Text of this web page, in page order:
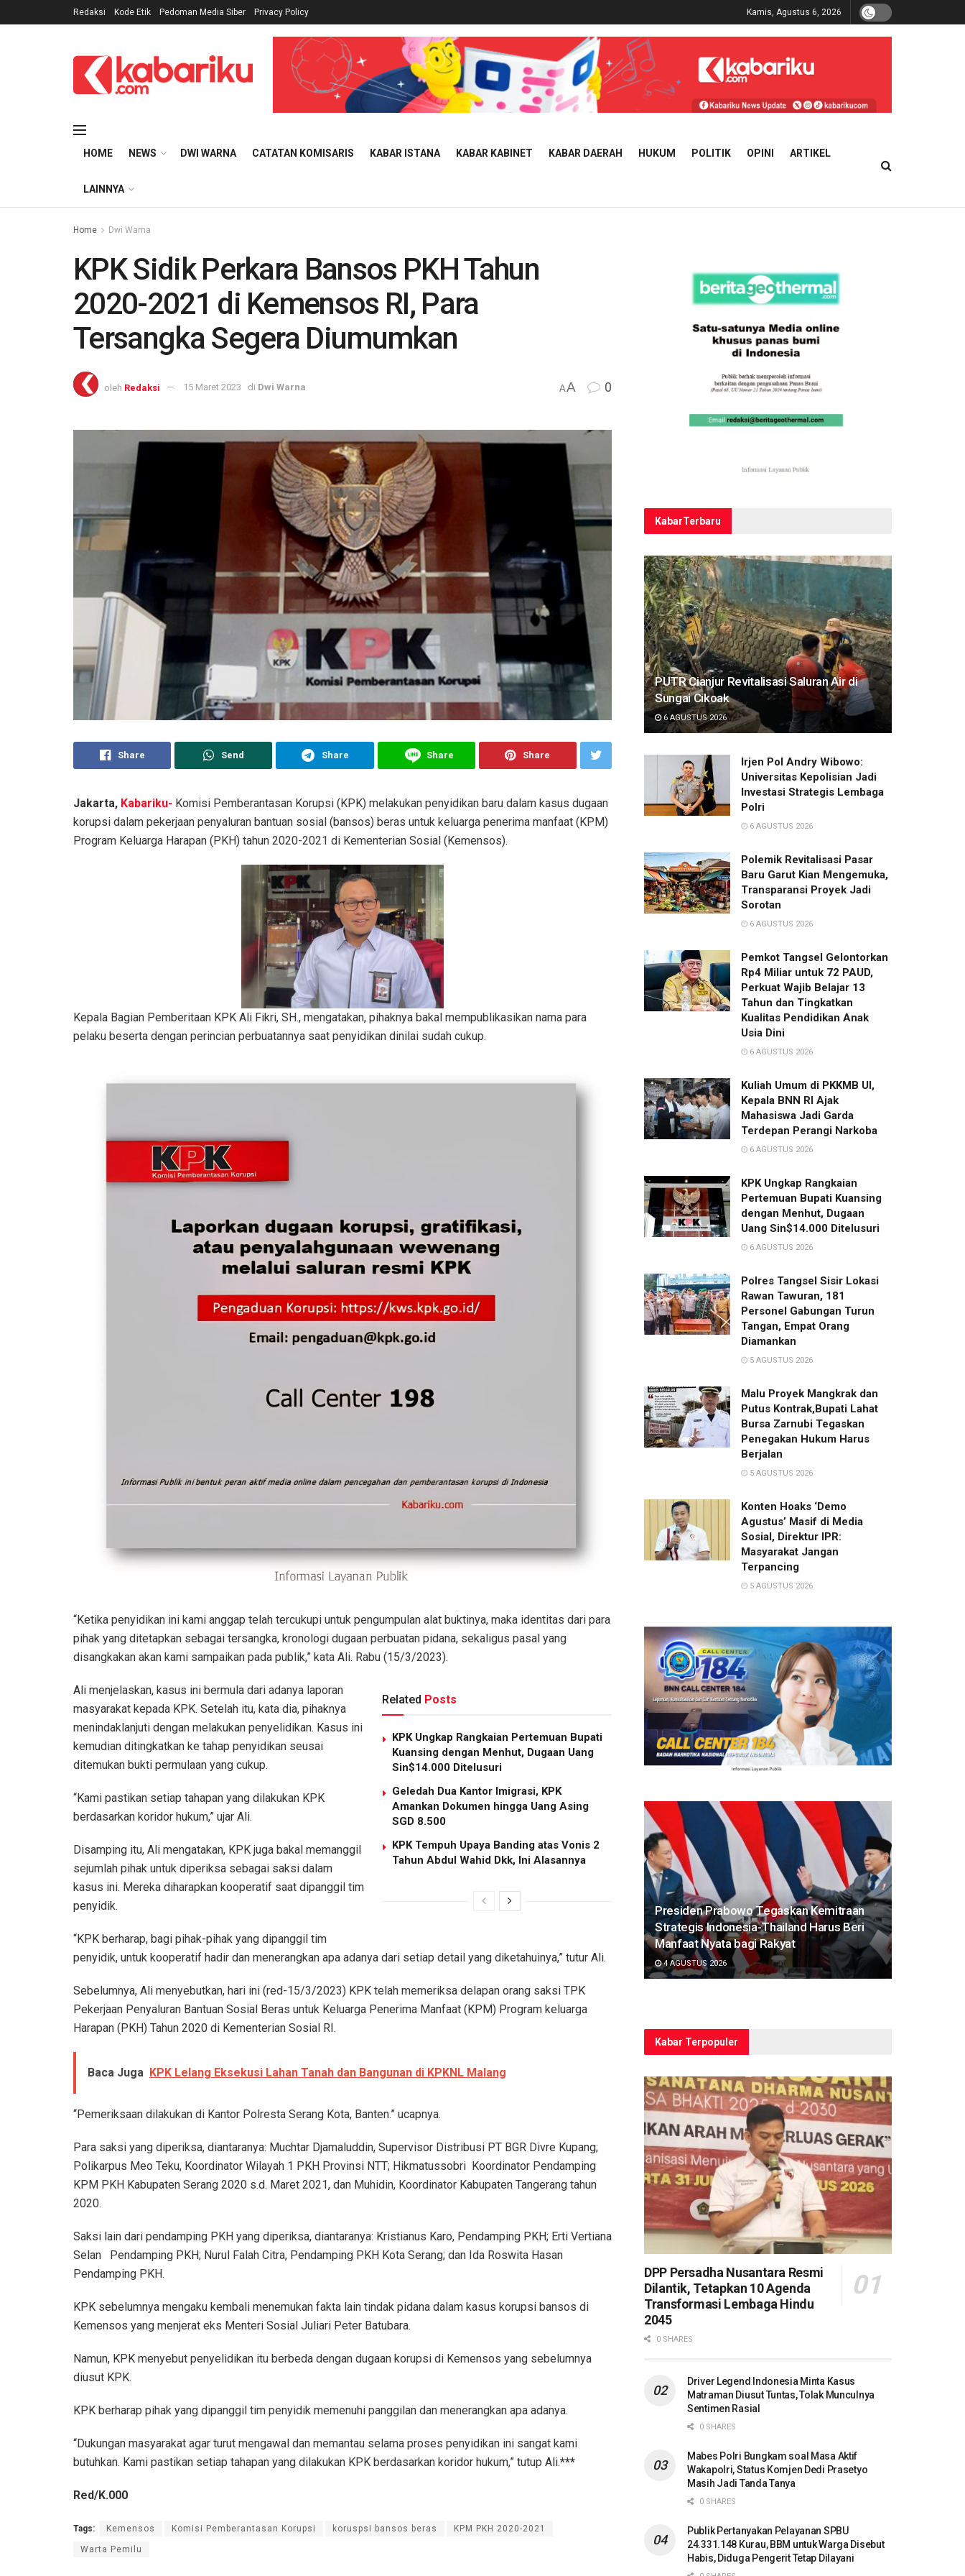
Redaksi Kode Etik Pedoman Media Siber Privacy Policy Kamis, Agustus 6, 2026
HOME NEWS DWI WARNA CATATAN KOMISARIS KABAR ISTANA KABAR KABINET KABAR DAERAH HUKUM POLITIK OPINI ARTIKEL
LAINNYA
Home Dwi Warna
KPK Sidik Perkara Bansos PKH Tahun
2020-2021 di Kemensos RI, Para
Tersangka Segera Diumumkan
oleh Redaksi 15 Maret 2023 di Dwi Warna AA 0
Share Send Share Share Share
Jakarta, Kabariku- Komisi Pemberantasan Korupsi (KPK) melakukan penyidikan baru dalam kasus dugaan
korupsi dalam pekerjaan penyaluran bantuan sosial (bansos) beras untuk keluarga penerima manfaat (KPM)
Program Keluarga Harapan (PKH) tahun 2020-2021 di Kementerian Sosial (Kemensos).
Kepala Bagian Pemberitaan KPK Ali Fikri, SH., mengatakan, pihaknya bakal mempublikasikan nama para
pelaku beserta dengan perincian perbuatannya saat penyidikan dinilai sudah cukup.
“Ketika penyidikan ini kami anggap telah tercukupi untuk pengumpulan alat buktinya, maka identitas dari para
pihak yang ditetapkan sebagai tersangka, kronologi dugaan perbuatan pidana, sekaligus pasal yang
disangkakan akan kami sampaikan pada publik,” kata Ali. Rabu (15/3/2023).
Related Posts
KPK Ungkap Rangkaian Pertemuan Bupati
Kuansing dengan Menhut, Dugaan Uang
Sin$14.000 Ditelusuri
Geledah Dua Kantor Imigrasi, KPK
Amankan Dokumen hingga Uang Asing
SGD 8.500
KPK Tempuh Upaya Banding atas Vonis 2
Tahun Abdul Wahid Dkk, Ini Alasannya
Ali menjelaskan, kasus ini bermula dari adanya laporan
masyarakat kepada KPK. Setelah itu, kata dia, pihaknya
menindaklanjuti dengan melakukan penyelidikan. Kasus ini
kemudian ditingkatkan ke tahap penyidikan seusai
ditemukan bukti permulaan yang cukup.
“Kami pastikan setiap tahapan yang dilakukan KPK
berdasarkan koridor hukum,” ujar Ali.
Disamping itu, Ali mengatakan, KPK juga bakal memanggil
sejumlah pihak untuk diperiksa sebagai saksi dalam
kasus ini. Mereka diharapkan kooperatif saat dipanggil tim
penyidik.
“KPK berharap, bagi pihak-pihak yang dipanggil tim
penyidik, untuk kooperatif hadir dan menerangkan apa adanya dari setiap detail yang diketahuinya,” tutur Ali.
Sebelumnya, Ali menyebutkan, hari ini (red-15/3/2023) KPK telah memeriksa delapan orang saksi TPK
Pekerjaan Penyaluran Bantuan Sosial Beras untuk Keluarga Penerima Manfaat (KPM) Program keluarga
Harapan (PKH) Tahun 2020 di Kementerian Sosial RI.
Baca Juga KPK Lelang Eksekusi Lahan Tanah dan Bangunan di KPKNL Malang
“Pemeriksaan dilakukan di Kantor Polresta Serang Kota, Banten.” ucapnya.
Para saksi yang diperiksa, diantaranya: Muchtar Djamaluddin, Supervisor Distribusi PT BGR Divre Kupang;
Polikarpus Meo Teku, Koordinator Wilayah 1 PKH Provinsi NTT; Hikmatussobri Koordinator Pendamping
KPM PKH Kabupaten Serang 2020 s.d. Maret 2021, dan Muhidin, Koordinator Kabupaten Tangerang tahun
2020.
Saksi lain dari pendamping PKH yang diperiksa, diantaranya: Kristianus Karo, Pendamping PKH; Erti Vertiana
Selan Pendamping PKH; Nurul Falah Citra, Pendamping PKH Kota Serang; dan Ida Roswita Hasan
Pendamping PKH.
KPK sebelumnya mengaku kembali menemukan fakta lain tindak pidana dalam kasus korupsi bansos di
Kemensos yang menjerat eks Menteri Sosial Juliari Peter Batubara.
Namun, KPK menyebut penyelidikan itu berbeda dengan dugaan korupsi di Kemensos yang sebelumnya
diusut KPK.
KPK berharap pihak yang dipanggil tim penyidik memenuhi panggilan dan menerangkan apa adanya.
“Dukungan masyarakat agar turut mengawal dan memantau selama proses penyidikan ini sangat kami
butuhkan. Kami pastikan setiap tahapan yang dilakukan KPK berdasarkan koridor hukum,” tutup Ali.***
Red/K.000
Tags: Kemensos Komisi Pemberantasan Korupsi koruspsi bansos beras KPM PKH 2020-2021
Warta Pemilu
KabarTerbaru
PUTR Cianjur Revitalisasi Saluran Air di
Sungai Cikoak
6 AGUSTUS 2026
Irjen Pol Andry Wibowo:
Universitas Kepolisian Jadi
Investasi Strategis Lembaga
Polri
6 AGUSTUS 2026
Polemik Revitalisasi Pasar
Baru Garut Kian Mengemuka,
Transparansi Proyek Jadi
Sorotan
6 AGUSTUS 2026
Pemkot Tangsel Gelontorkan
Rp4 Miliar untuk 72 PAUD,
Perkuat Wajib Belajar 13
Tahun dan Tingkatkan
Kualitas Pendidikan Anak
Usia Dini
6 AGUSTUS 2026
Kuliah Umum di PKKMB UI,
Kepala BNN RI Ajak
Mahasiswa Jadi Garda
Terdepan Perangi Narkoba
6 AGUSTUS 2026
KPK Ungkap Rangkaian
Pertemuan Bupati Kuansing
dengan Menhut, Dugaan
Uang Sin$14.000 Ditelusuri
6 AGUSTUS 2026
Polres Tangsel Sisir Lokasi
Rawan Tawuran, 181
Personel Gabungan Turun
Tangan, Empat Orang
Diamankan
5 AGUSTUS 2026
Malu Proyek Mangkrak dan
Putus Kontrak,Bupati Lahat
Bursa Zarnubi Tegaskan
Penegakan Hukum Harus
Berjalan
5 AGUSTUS 2026
Konten Hoaks ‘Demo
Agustus’ Masif di Media
Sosial, Direktur IPR:
Masyarakat Jangan
Terpancing
5 AGUSTUS 2026
Presiden Prabowo Tegaskan Kemitraan
Strategis Indonesia-Thailand Harus Beri
Manfaat Nyata bagi Rakyat
4 AGUSTUS 2026
Kabar Terpopuler
DPP Persadha Nusantara Resmi
Dilantik, Tetapkan 10 Agenda
Transformasi Lembaga Hindu
2045
0 SHARES
Driver Legend Indonesia Minta Kasus
Matraman Diusut Tuntas, Tolak Munculnya
Sentimen Rasial
0 SHARES
Mabes Polri Bungkam soal Masa Aktif
Wakapolri, Status Komjen Dedi Prasetyo
Masih Jadi Tanda Tanya
0 SHARES
Publik Pertanyakan Pelayanan SPBU
24.331.148 Kurau, BBM untuk Warga Disebut
Habis, Diduga Pengerit Tetap Dilayani